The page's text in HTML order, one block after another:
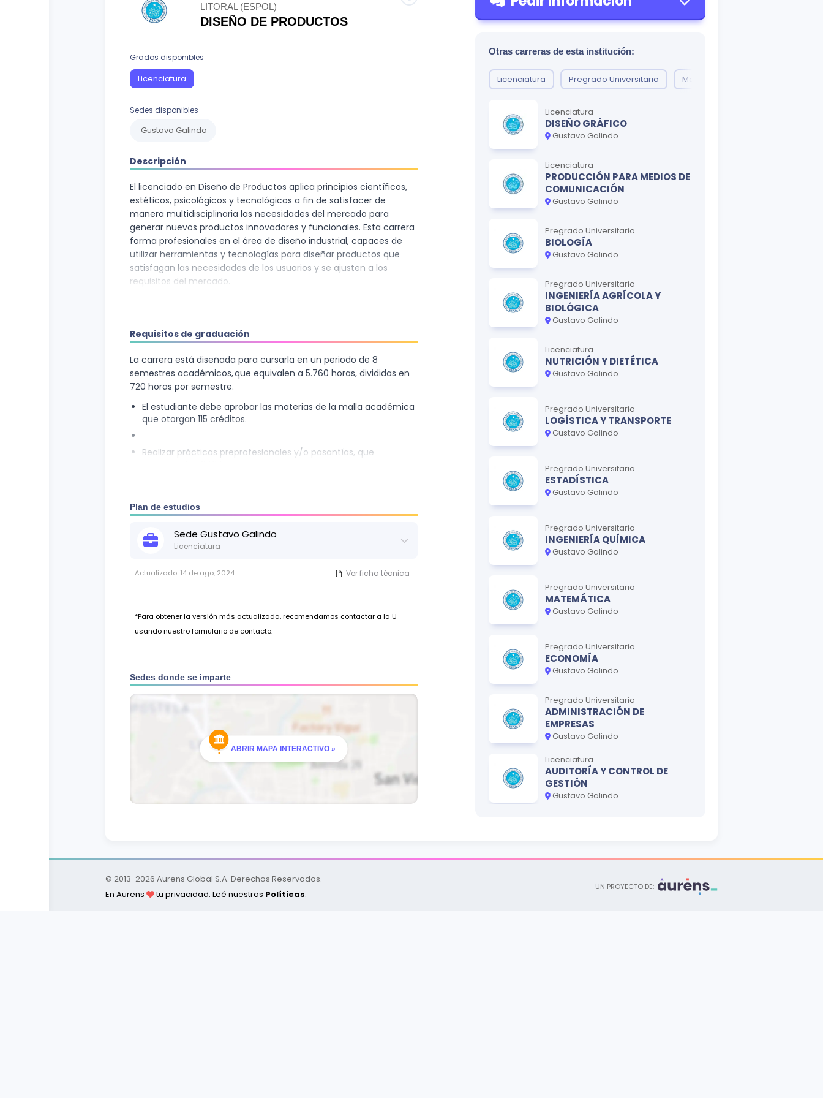
LITORAL (ESPOL)
DISEÑO DE PRODUCTOS
Grados disponibles
Licenciatura
Sedes disponibles
Gustavo Galindo
Descripción
El licenciado en Diseño de Productos aplica principios científicos,
estéticos, psicológicos y tecnológicos a fin de satisfacer de
manera multidisciplinaria las necesidades del mercado para
generar nuevos productos innovadores y funcionales. Esta carrera
forma profesionales en el área de diseño industrial, capaces de
utilizar herramientas y tecnologías para diseñar productos que
satisfagan las necesidades de los usuarios y se ajusten a los
requisitos del mercado.
requerimientos tecnológicos para el diseño industrial. El licenciado
en Diseño de Productos está capacitado para idear, diseñar y
construir productos integrando criterios de diseño, manufactura y
negocios.
Requisitos de graduación
La carrera está diseñada para cursarla en un periodo de 8
semestres académicos, que equivalen a 5.760 horas, divididas en
720 horas por semestre.
El estudiante debe aprobar las materias de la malla académica
que otorgan 115 créditos.
Realizar prácticas preprofesionales y/o pasantías, que
Plan de estudios
Sede Gustavo Galindo
Licenciatura
Actualizado: 14 de ago, 2024 Ver ficha técnica
*Para obtener la versión más actualizada, recomendamos contactar a la U
usando nuestro formulario de contacto.
Otras carreras de esta institución:
Licenciatura Pregrado Universitario Maestría
Licenciatura
DISEÑO GRÁFICO
Gustavo Galindo
Licenciatura
PRODUCCIÓN PARA MEDIOS DE
COMUNICACIÓN
Gustavo Galindo
Pregrado Universitario
BIOLOGÍA
Gustavo Galindo
Pregrado Universitario
INGENIERÍA AGRÍCOLA Y
BIOLÓGICA
Gustavo Galindo
Licenciatura
NUTRICIÓN Y DIETÉTICA
Gustavo Galindo
Pregrado Universitario
LOGÍSTICA Y TRANSPORTE
Gustavo Galindo
Pregrado Universitario
ESTADÍSTICA
Gustavo Galindo
Pregrado Universitario
INGENIERÍA QUÍMICA
Gustavo Galindo
Pregrado Universitario
MATEMÁTICA
Gustavo Galindo
Pregrado Universitario
ECONOMÍA
Gustavo Galindo
Pregrado Universitario
ADMINISTRACIÓN DE
EMPRESAS
Gustavo Galindo
Licenciatura
AUDITORÍA Y CONTROL DE
GESTIÓN
Gustavo Galindo
Sedes donde se imparte
ABRIR MAPA INTERACTIVO »
© 2013-2026 Aurens Global S.A. Derechos Reservados.
En Aurens
tu privacidad. Leé nuestras Políticas.
UN PROYECTO DE: